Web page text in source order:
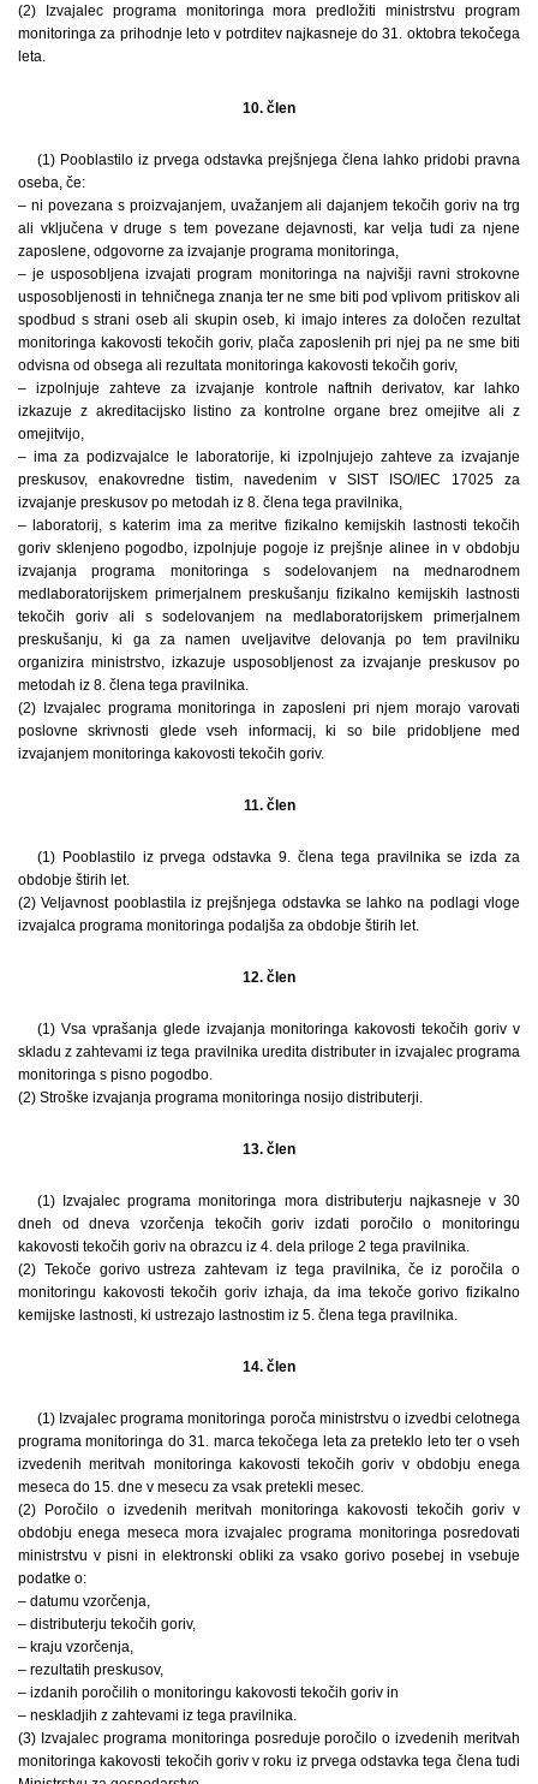
(2) Izvajalec programa monitoringa mora predložiti ministrstvu program
monitoringa za prihodnje leto v potrditev najkasneje do 31. oktobra tekočega
leta.
10. člen
(1) Pooblastilo iz prvega odstavka prejšnjega člena lahko pridobi pravna
oseba, če:
– ni povezana s proizvajanjem, uvažanjem ali dajanjem tekočih goriv na trg
ali vključena v druge s tem povezane dejavnosti, kar velja tudi za njene
zaposlene, odgovorne za izvajanje programa monitoringa,
– je usposobljena izvajati program monitoringa na najvišji ravni strokovne
usposobljenosti in tehničnega znanja ter ne sme biti pod vplivom pritiskov ali
spodbud s strani oseb ali skupin oseb, ki imajo interes za določen rezultat
monitoringa kakovosti tekočih goriv, plača zaposlenih pri njej pa ne sme biti
odvisna od obsega ali rezultata monitoringa kakovosti tekočih goriv,
– izpolnjuje zahteve za izvajanje kontrole naftnih derivatov, kar lahko
izkazuje z akreditacijsko listino za kontrolne organe brez omejitve ali z
omejitvijo,
– ima za podizvajalce le laboratorije, ki izpolnjujejo zahteve za izvajanje
preskusov, enakovredne tistim, navedenim v SIST ISO/IEC 17025 za
izvajanje preskusov po metodah iz 8. člena tega pravilnika,
– laboratorij, s katerim ima za meritve fizikalno kemijskih lastnosti tekočih
goriv sklenjeno pogodbo, izpolnjuje pogoje iz prejšnje alinee in v obdobju
izvajanja programa monitoringa s sodelovanjem na mednarodnem
medlaboratorijskem primerjalnem preskušanju fizikalno kemijskih lastnosti
tekočih goriv ali s sodelovanjem na medlaboratorijskem primerjalnem
preskušanju, ki ga za namen uveljavitve delovanja po tem pravilniku
organizira ministrstvo, izkazuje usposobljenost za izvajanje preskusov po
metodah iz 8. člena tega pravilnika.
(2) Izvajalec programa monitoringa in zaposleni pri njem morajo varovati
poslovne skrivnosti glede vseh informacij, ki so bile pridobljene med
izvajanjem monitoringa kakovosti tekočih goriv.
11. člen
(1) Pooblastilo iz prvega odstavka 9. člena tega pravilnika se izda za
obdobje štirih let.
(2) Veljavnost pooblastila iz prejšnjega odstavka se lahko na podlagi vloge
izvajalca programa monitoringa podaljša za obdobje štirih let.
12. člen
(1) Vsa vprašanja glede izvajanja monitoringa kakovosti tekočih goriv v
skladu z zahtevami iz tega pravilnika uredita distributer in izvajalec programa
monitoringa s pisno pogodbo.
(2) Stroške izvajanja programa monitoringa nosijo distributerji.
13. člen
(1) Izvajalec programa monitoringa mora distributerju najkasneje v 30
dneh od dneva vzorčenja tekočih goriv izdati poročilo o monitoringu
kakovosti tekočih goriv na obrazcu iz 4. dela priloge 2 tega pravilnika.
(2) Tekoče gorivo ustreza zahtevam iz tega pravilnika, če iz poročila o
monitoringu kakovosti tekočih goriv izhaja, da ima tekoče gorivo fizikalno
kemijske lastnosti, ki ustrezajo lastnostim iz 5. člena tega pravilnika.
14. člen
(1) Izvajalec programa monitoringa poroča ministrstvu o izvedbi celotnega
programa monitoringa do 31. marca tekočega leta za preteklo leto ter o vseh
izvedenih meritvah monitoringa kakovosti tekočih goriv v obdobju enega
meseca do 15. dne v mesecu za vsak pretekli mesec.
(2) Poročilo o izvedenih meritvah monitoringa kakovosti tekočih goriv v
obdobju enega meseca mora izvajalec programa monitoringa posredovati
ministrstvu v pisni in elektronski obliki za vsako gorivo posebej in vsebuje
podatke o:
– datumu vzorčenja,
– distributerju tekočih goriv,
– kraju vzorčenja,
– rezultatih preskusov,
– izdanih poročilih o monitoringu kakovosti tekočih goriv in
– neskladjih z zahtevami iz tega pravilnika.
(3) Izvajalec programa monitoringa posreduje poročilo o izvedenih meritvah
monitoringa kakovosti tekočih goriv v roku iz prvega odstavka tega člena tudi